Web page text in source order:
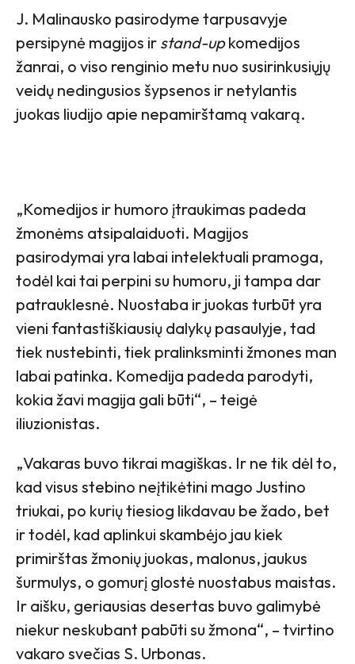
J. Malinausko pasirodyme tarpusavyje
persipynė magijos ir stand-upkomedijos
žanrai, o viso renginio metu nuo susirinkusiųjų
veidų nedingusios šypsenos ir netylantis
juokas liudijo apie nepamirštamą vakarą.
„Komedijos ir humoro įtraukimas padeda
žmonėms atsipalaiduoti. Magijos
pasirodymai yra labai intelektuali pramoga,
todėl kai tai perpini su humoru, ji tampa dar
patrauklesnė. Nuostaba ir juokas turbūt yra
vieni fantastiškiausių dalykų pasaulyje, tad
tiek nustebinti, tiek pralinksminti žmones man
labai patinka. Komedija padeda parodyti,
kokia žavi magija gali būti“, – teigė
iliuzionistas.
„Vakaras buvo tikrai magiškas. Ir ne tik dėl to,
kad visus stebino neįtikėtini mago Justino
triukai, po kurių tiesiog likdavau be žado, bet
ir todėl, kad aplinkui skambėjo jau kiek
primirštas žmonių juokas, malonus, jaukus
šurmulys, o gomurį glostė nuostabus maistas.
Ir aišku, geriausias desertas buvo galimybė
niekur neskubant pabūti su žmona“, – tvirtino
vakaro svečias S. Urbonas.